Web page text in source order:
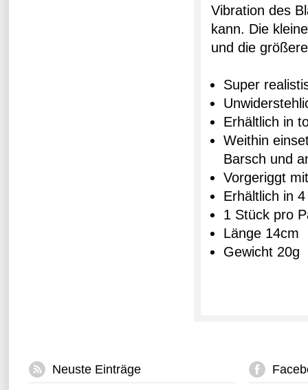
Vibration des
kann. Die
und die
Super
Erhältlich in
Weithin
Barsch und
Vorgeriggt
Erhältlich in
1 Stück pro
Länge 14cm
Gewicht 20g
Neuste Einträge